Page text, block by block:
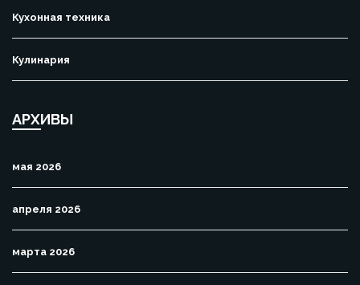
Кухонная техника
Кулинария
АРХИВЫ
мая 2026
апреля 2026
марта 2026